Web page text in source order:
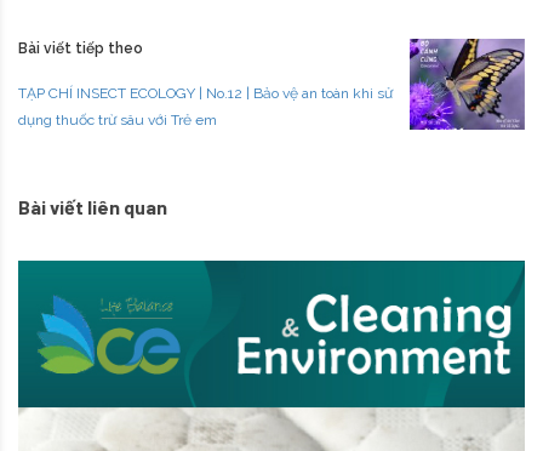
Bài viết tiếp theo
TẠP CHÍ INSECT ECOLOGY | No.12 | Bảo vệ an toàn khi sử
dụng thuốc trừ sâu với Trẻ em
Bài viết liên quan